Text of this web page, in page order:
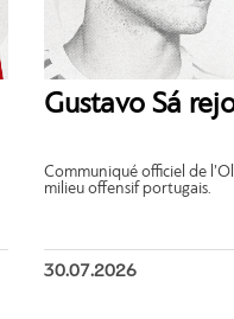
Gustavo Sá
Communiqué officiel de
milieu offensif portugais.
30.07.2026